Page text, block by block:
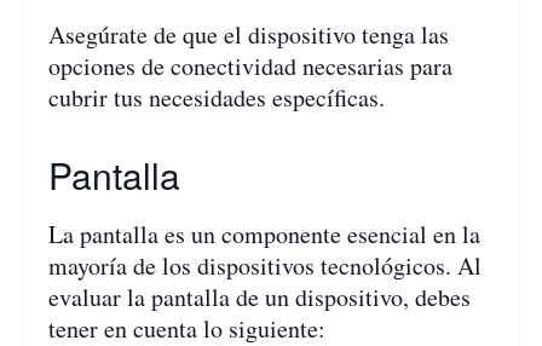
Asegúrate de que el dispositivo tenga las
opciones de conectividad necesarias para
cubrir tus necesidades específicas.
Pantalla
La pantalla es un componente esencial en la
mayoría de los dispositivos tecnológicos. Al
evaluar la pantalla de un dispositivo, debes
tener en cuenta lo siguiente: